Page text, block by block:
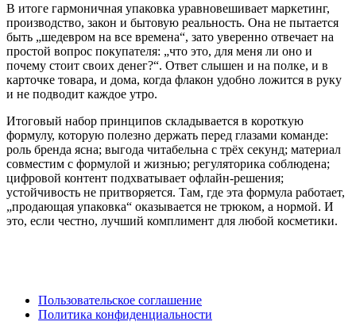
В итоге гармоничная упаковка уравновешивает маркетинг,
производство, закон и бытовую реальность. Она не пытается
быть „шедевром на все времена“, зато уверенно отвечает на
простой вопрос покупателя: „что это, для меня ли оно и
почему стоит своих денег?“. Ответ слышен и на полке, и в
карточке товара, и дома, когда флакон удобно ложится в руку
и не подводит каждое утро.
Итоговый набор принципов складывается в короткую
формулу, которую полезно держать перед глазами команде:
роль бренда ясна; выгода читабельна с трёх секунд; материал
совместим с формулой и жизнью; регуляторика соблюдена;
цифровой контент подхватывает офлайн‑решения;
устойчивость не притворяется. Там, где эта формула работает,
„продающая упаковка“ оказывается не трюком, а нормой. И
это, если честно, лучший комплимент для любой косметики.
Пользовательское соглашение
Политика конфиденциальности